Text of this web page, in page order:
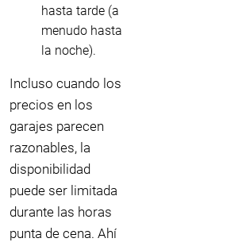
hasta tarde (a
menudo hasta
la noche).
Incluso cuando los
precios en los
garajes parecen
razonables, la
disponibilidad
puede ser limitada
durante las horas
punta de cena. Ahí